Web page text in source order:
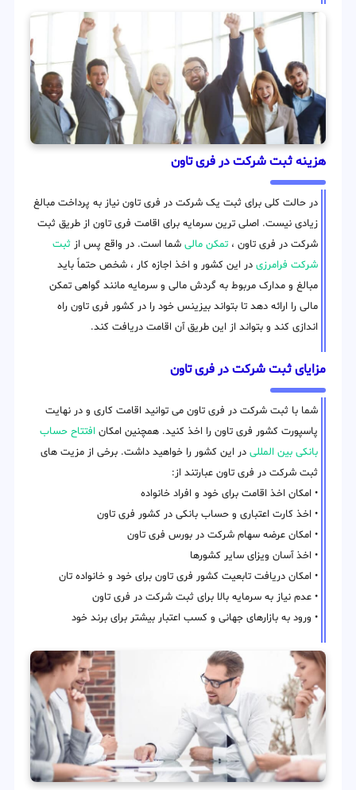
هزینه ثبت شرکت در فری تاون
در حالت کلی برای ثبت یک شرکت در فری تاون نیاز به پرداخت مبالغ
زیادی نیست. اصلی ترین سرمایه برای اقامت فری تاون از طریق ثبت
شرکت در فری تاون ، تمکن مالی شما است. در واقع پس از ثبت
شرکت فرامرزی در این کشور و اخذ اجازه کار ، شخص حتماً باید
مبالغ و مدارک مربوط به گردش مالی و سرمایه مانند گواهی تمکن
مالی را ارائه دهد تا بتواند بیزینس خود را در کشور فری تاون راه
اندازی کند و بتواند از این طریق آن اقامت دریافت کند.
مزایای ثبت شرکت در فری تاون
شما با ثبت شرکت در فری تاون می توانید اقامت کاری و در نهایت
پاسپورت کشور فری تاون را اخذ کنید. همچنین امکان افتتاح حساب
بانکی بین المللی در این کشور را خواهید داشت. برخی از مزیت های
ثبت شرکت در فری تاون عبارتند از:
• امکان اخذ اقامت برای خود و افراد خانواده
• اخذ کارت اعتباری و حساب بانکی در کشور فری تاون
• امکان عرضه سهام شرکت در بورس فری تاون
• اخذ آسان ویزای سایر کشورها
• امکان دریافت تابعیت کشور فری تاون برای خود و خانواده تان
• عدم نیاز به سرمایه بالا برای ثبت شرکت در فری تاون
• ورود به بازارهای جهانی و کسب اعتبار بیشتر برای برند خود